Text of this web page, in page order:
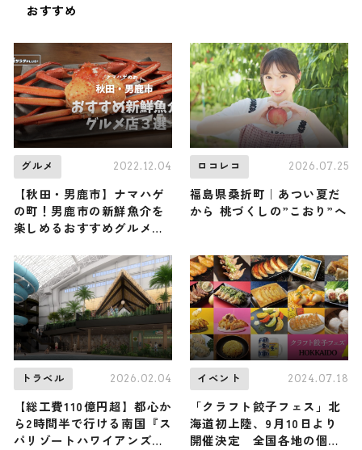
おすすめ
グルメ 2022.12.04
【秋田・男鹿市】ナマハゲ
の町！男鹿市の新鮮魚介を
楽しめるおすすめグルメ店
ロコレコ 2026.07.25
福島県桑折町｜あつい夏だ
から 桃づくしの”こおり”へ
トラベル 2026.02.04
【総工費110億円超】都心か
ら2時間半で行ける南国『ス
パリゾートハワイアンズ』
イベント 2024.07.18
「クラフト餃子フェス」北
海道初上陸、9月10日より
開催決定 全国各地の個性